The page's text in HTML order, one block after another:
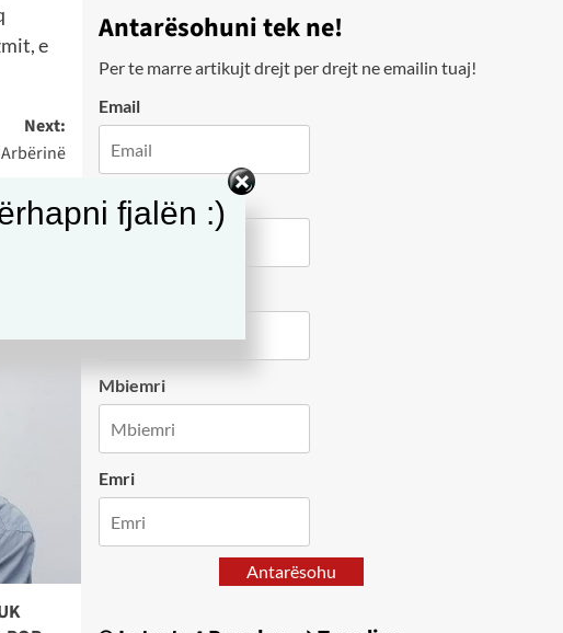
e
Next:
Antarësohuni tek ne!
Per te marre artikujt drejt per drejt ne emailin tuaj!
Email
City
Mbiemri
Emri
Antarësohu
fjalën :)